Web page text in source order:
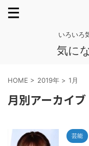
いろいろ
気に
HOME > 2019年 > 1月
月別アーカイ
芸能